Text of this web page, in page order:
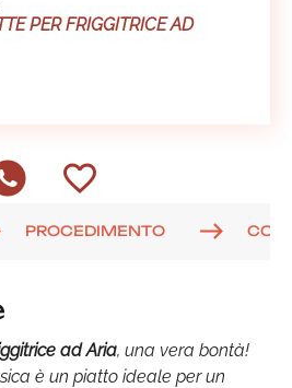
PER FRIGGITRICE AD
PROCEDIMENTO
ad Aria, una vera bontà!
è un piatto ideale per un